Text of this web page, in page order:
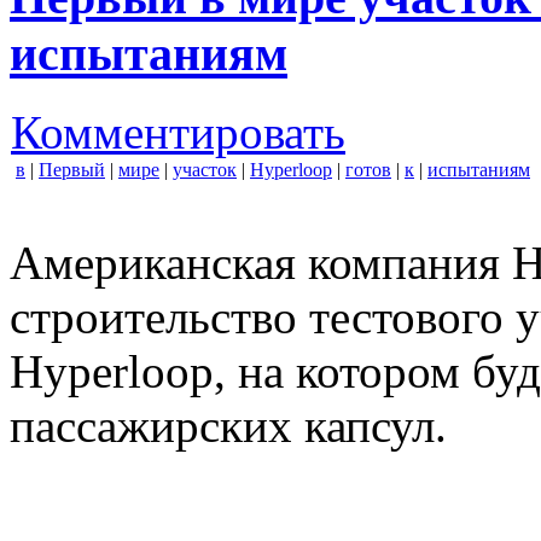
испытаниям
Комментировать
в | Первый | мире | участок | Hyperloop | готов | к | испытаниям
Американская компания
строительство тестового
Hyperloop, на котором
пассажирских капсул.